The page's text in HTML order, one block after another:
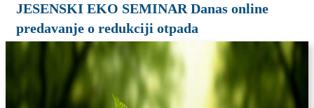
JESENSKI EKO SEMINAR Danas online
predavanje o redukciji otpada